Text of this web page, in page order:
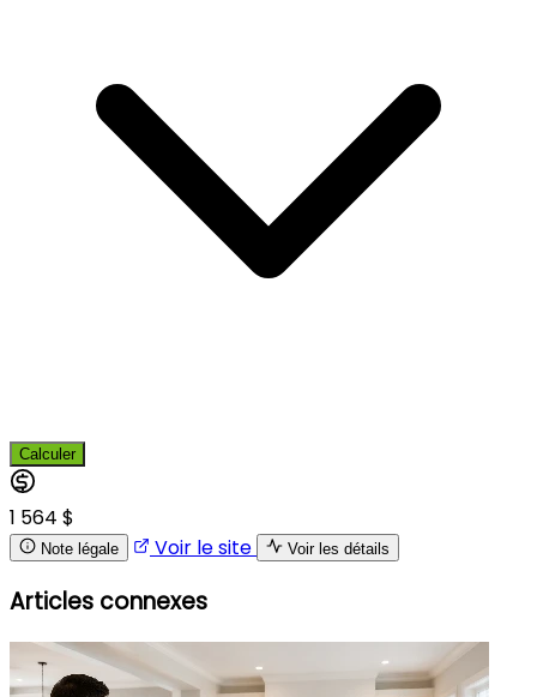
Calculer
1 564 $
Note légale Voir le site Voir les détails
Articles connexes